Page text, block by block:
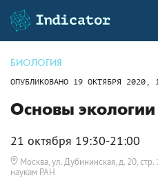
БИОЛОГИЯ
ОПУБЛИКОВАНО 19 ОКТЯБРЯ 2020,
Основы экологии
21 октября 19:30-21:00
Москва, ул. Дубининская, д. 20, стр. 1
наукам РАН